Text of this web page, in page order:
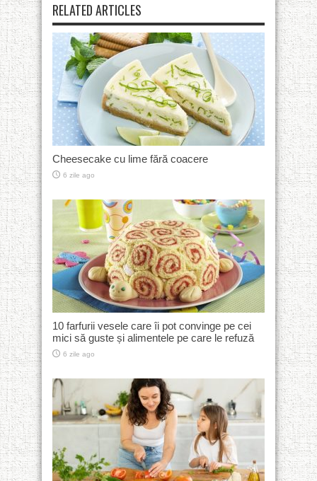
RELATED ARTICLES
Cheesecake cu lime fără coacere
6 zile ago
10 farfurii vesele care îi pot convinge pe cei
mici să guste și alimentele pe care le refuză
6 zile ago